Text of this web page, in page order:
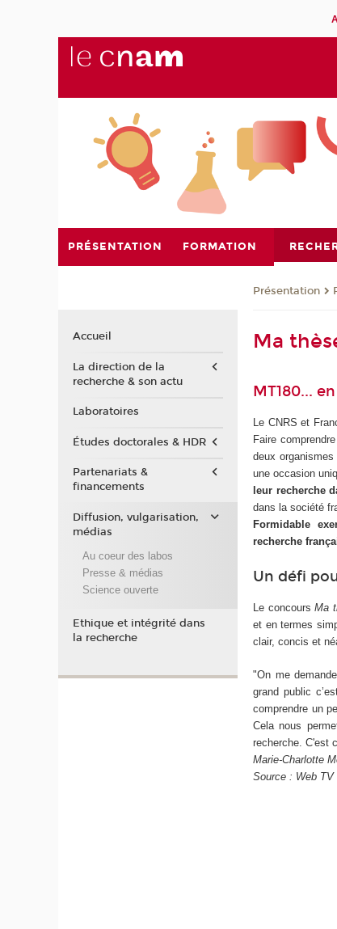
PRÉSENTATION FORMATION
Présentation
Ma
MT180...
Le CNRS et
Faire
deux
une occasion
leur recherche
dans la société
Formidable
recherche
Un défi
Le concoursMa
et en termes
clair, concis et
"On me
grand public
comprendre un
Cela nous
recherche. C'est
Marie-Charlotte
Source : Web TV
Accueil
La direction de la
recherche & son actu
Laboratoires
Études doctorales & HDR
Partenariats &
financements
Diffusion, vulgarisation,
médias
Au coeur des labos
Presse & médias
Science ouverte
Ethique et intégrité dans
la recherche